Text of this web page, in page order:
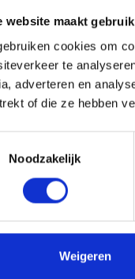
website maakt
cookies om
te
adverteren en
of die ze hebben
Noodzakelijk
Weigeren
• 7:47 •Nieuws•Clubnieuws
VERTREKKENDE
UUR
19:30 uur
de staat van dienst-
Maar ook zullen we op
1 helft gevoetbald
vindt de uitreiking plaats